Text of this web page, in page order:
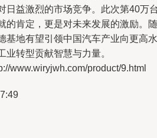
日益激烈的市场竞争。此次第40万
的肯定，更是对未来发展的激励。随
基地有望引领中国汽车产业向更高水
转型贡献智慧与力量。
www.wiryjwh.com/product/9.html